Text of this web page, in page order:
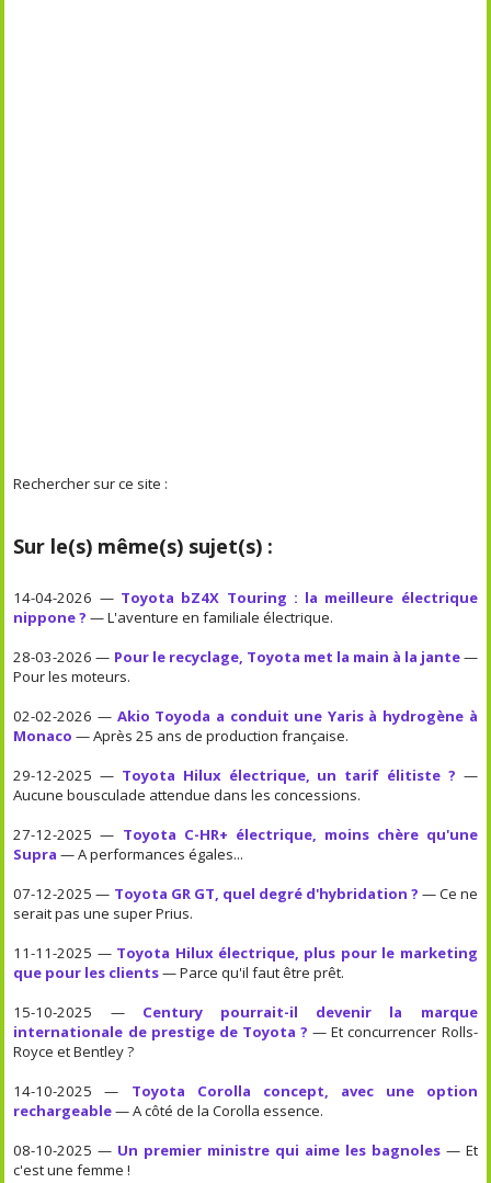
Rechercher sur ce site :
Sur le(s) même(s) sujet(s) :
14-04-2026 — Toyota bZ4X Touring : la meilleure électrique
nippone ? — L'aventure en familiale électrique.
28-03-2026 — Pour le recyclage, Toyota met la main à la jante—
Pour les moteurs.
02-02-2026 — Akio Toyoda a conduit une Yaris à hydrogène à
Monaco — Après 25 ans de production française.
29-12-2025 — Toyota Hilux électrique, un tarif élitiste ? —
Aucune bousculade attendue dans les concessions.
27-12-2025 — Toyota C-HR+ électrique, moins chère qu'une
Supra — A performances égales...
07-12-2025 — Toyota GR GT, quel degré d'hybridation ? — Ce ne
serait pas une super Prius.
11-11-2025 — Toyota Hilux électrique, plus pour le marketing
que pour les clients— Parce qu'il faut être prêt.
15-10-2025 — Century pourrait-il devenir la marque
internationale de prestige de Toyota ? — Et concurrencer Rolls-
Royce et Bentley ?
14-10-2025 — Toyota Corolla concept, avec une option
rechargeable— A côté de la Corolla essence.
08-10-2025 — Un premier ministre qui aime les bagnoles— Et
c'est une femme !